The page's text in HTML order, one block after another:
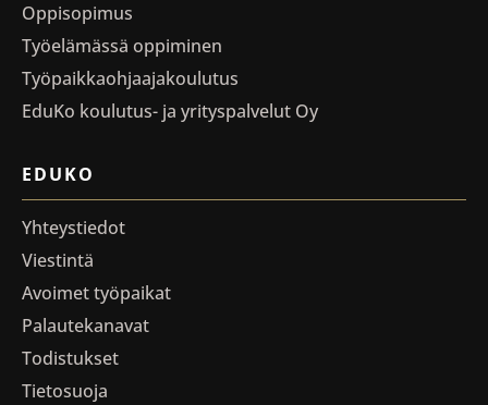
Oppisopimus
Työelämässä oppiminen
Työpaikkaohjaajakoulutus
EduKo koulutus- ja yrityspalvelut Oy
EDUKO
Yhteystiedot
Viestintä
Avoimet työpaikat
Palautekanavat
Todistukset
Tietosuoja